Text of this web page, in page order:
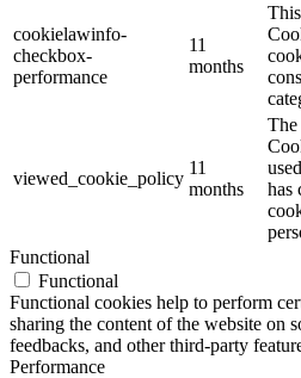
cookielawinfo-
checkbox-
performance
11
months
viewed_cookie_policy
11
months
The
has
Functional
Functional
Functional cookies help to perform
sharing the content of the website on
feedbacks, and other third-party
Performance